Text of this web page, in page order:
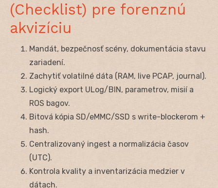
(Checklist) pre forenznú
akvizíciu
Mandát, bezpečnosť scény, dokumentácia stavu
zariadení.
Zachytiť volatilné dáta (RAM, live PCAP, journal).
Logický export ULog/BIN, parametrov, misií a
ROS bagov.
Bitová kópia SD/eMMC/SSD s write-blockerom +
hash.
Centralizovaný ingest a normalizácia časov
(UTC).
Kontrola kvality a inventarizácia medzier v
dátach.